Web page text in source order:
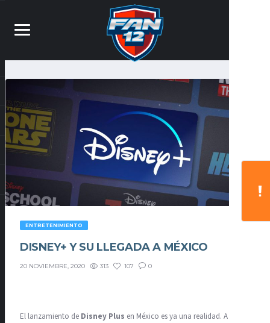
ENTRETENIMIENTO
DISNEY+ Y SU LLEGADA A MÉXICO
20 NOVIEMBRE, 2020 313 107 0
El lanzamiento de Disney Plus en México es ya una realidad. A partir